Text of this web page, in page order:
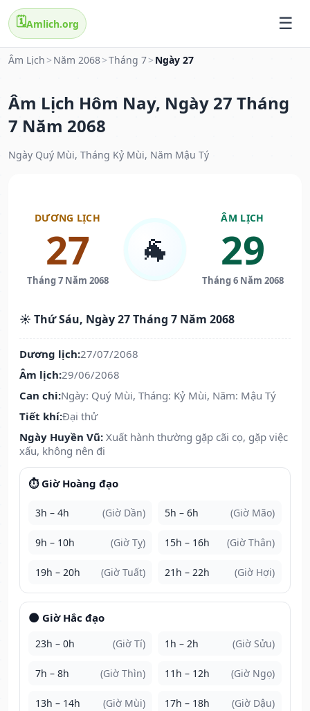
🗓️Amlich.org
Âm Lịch > Năm 2068>Tháng 7> Ngày 27
Âm Lịch Hôm Nay, Ngày 27 Tháng
7 Năm 2068
Ngày Quý Mùi, Tháng Kỷ Mùi, Năm Mậu Tý
DƯƠNG LỊCH
27
Tháng 7 Năm 2068
🐐
ÂM LỊCH
29
Tháng 6 Năm 2068
☀️ Thứ Sáu, Ngày 27 Tháng 7 Năm 2068
Dương lịch:27/07/2068
Âm lịch:29/06/2068
Can chi:Ngày: Quý Mùi, Tháng: Kỷ Mùi, Năm: Mậu Tý
Tiết khí:Đại thử
Ngày Huyền Vũ: Xuất hành thường gặp cãi cọ, gặp việc
xấu, không nên đi
⏱️ Giờ Hoàng đạo
3h – 4h (Giờ Dần) 5h – 6h (Giờ Mão)
9h – 10h (Giờ Tỵ) 15h – 16h (Giờ Thân)
19h – 20h (Giờ Tuất) 21h – 22h (Giờ Hợi)
🌑 Giờ Hắc đạo
23h – 0h (Giờ Tí) 1h – 2h (Giờ Sửu)
7h – 8h (Giờ Thìn) 11h – 12h (Giờ Ngọ)
13h – 14h (Giờ Mùi) 17h – 18h (Giờ Dậu)